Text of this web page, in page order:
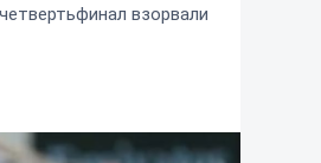
взорвали